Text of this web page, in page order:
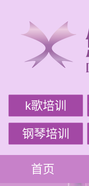
k歌培训
钢琴培训
首页